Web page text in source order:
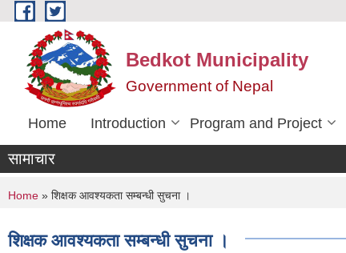
Skip to main content
Bedkot Municipality
Government of Nepal
Home Introduction Program and Project
सामाचार
You are here
Home » शिक्षक आवश्यकता सम्बन्धी सुचना ।
शिक्षक आवश्यकता सम्बन्धी सुचना ।